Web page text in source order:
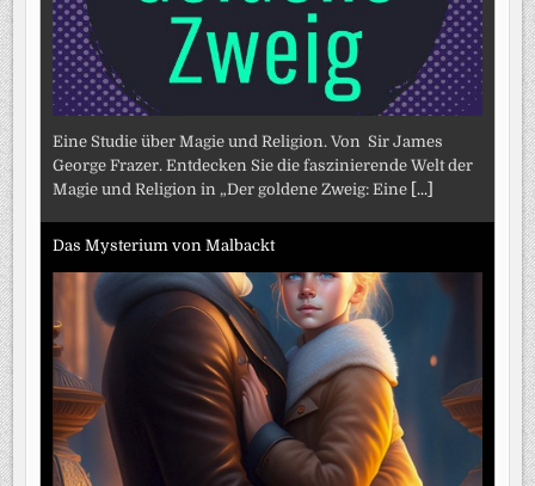
Eine Studie über Magie und Religion. Von Sir James
George Frazer. Entdecken Sie die faszinierende Welt der
Magie und Religion in „Der goldene Zweig: Eine [...]
Das Mysterium von Malbackt